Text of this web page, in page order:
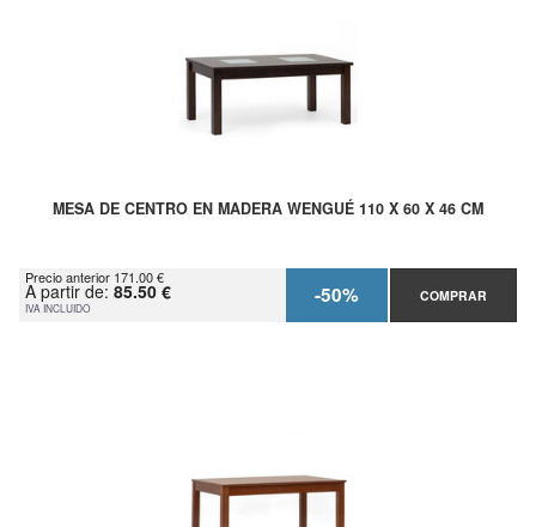
MESA DE CENTRO EN MADERA WENGUÉ 110 X 60 X 46 CM
Precio anterior 171.00 €
A partir de: 85.50 €
IVA INCLUIDO -50% COMPRAR